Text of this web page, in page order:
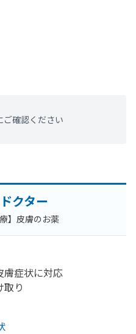
ご確認ください
クター
】皮膚のお薬
膚症状に対応
り